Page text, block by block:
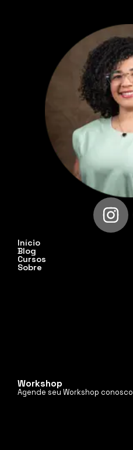
Início
Blog
Cursos
Sobre
Workshop
Agende seu Workshop conosco